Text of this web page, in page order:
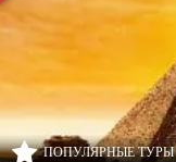
ПОПУЛЯРНЫЕ ТУРЫ